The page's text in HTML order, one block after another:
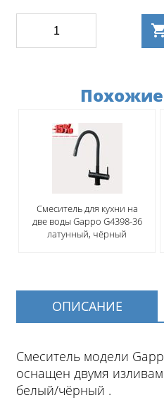
Смеситель для кухни на
две воды Gappo G4398-36
латунный, чёрный
ОПИСАНИЕ
Смеситель модели
оснащен двумя
белый/чёрный .